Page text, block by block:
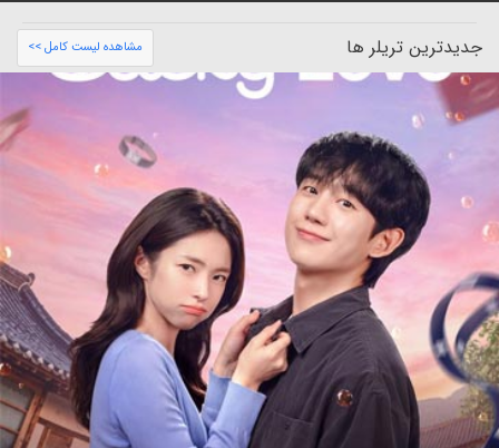
جدیدترین تریلر ها مشاهده لیست کامل >>